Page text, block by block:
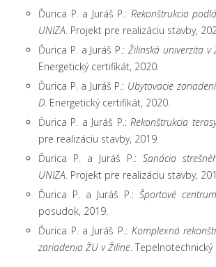
Ďurica P. a Juráš P.: Rekonštrukcia
UNIZA. Projekt pre realizáciu stavby,
Ďurica P. a Juráš P.: Žilinská univerzita v
Energetický certifikát, 2020.
Ďurica P. a Juráš P.: Ubytovacie
D. Energetický certifikát, 2020.
Ďurica P. a Juráš P.:Rekonštrukcia
pre realizáciu stavby, 2019.
Ďurica P. a Juráš P.: Sanácia
UNIZA. Projekt pre realizáciu stavby,
Ďurica P. a Juráš P.: Športové centrum
posudok, 2019.
Ďurica P. a Juráš P.: Komplexná
zariadenia ŽU v Žiline.